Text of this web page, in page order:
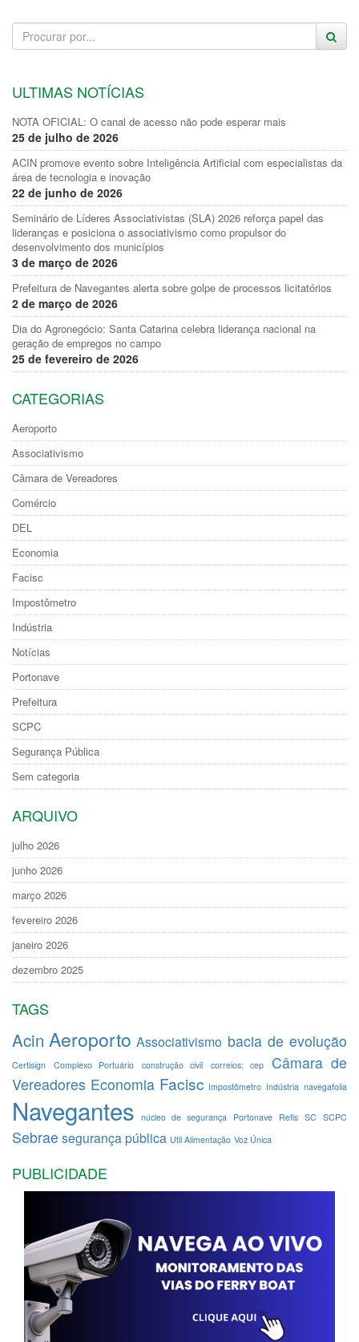
ULTIMAS NOTÍCIAS
NOTA OFICIAL: O canal de acesso não pode esperar mais
25 de julho de 2026
ACIN promove evento sobre Inteligência Artificial com especialistas da
área de tecnologia e inovação
22 de junho de 2026
Seminário de Líderes Associativistas (SLA) 2026 reforça papel das
lideranças e posiciona o associativismo como propulsor do
desenvolvimento dos municípios
3 de março de 2026
Prefeitura de Navegantes alerta sobre golpe de processos licitatórios
2 de março de 2026
Dia do Agronegócio: Santa Catarina celebra liderança nacional na
geração de empregos no campo
25 de fevereiro de 2026
CATEGORIAS
Aeroporto
Associativismo
Câmara de Vereadores
Comércio
DEL
Economia
Facisc
Impostômetro
Indústria
Notícias
Portonave
Prefeitura
SCPC
Segurança Pública
Sem categoria
ARQUIVO
julho 2026
junho 2026
março 2026
fevereiro 2026
janeiro 2026
dezembro 2025
TAGS
Acin Aeroporto Associativismo bacia de evolução
Certisign Complexo Portuário construção civil correios; cep
Câmara de
Vereadores Economia Facisc Impostômetro Indústria navegafolia
Navegantes núcleo de segurança Portonave Refis SC SCPC
Sebrae segurança pública Util Alimentação Voz Única
PUBLICIDADE